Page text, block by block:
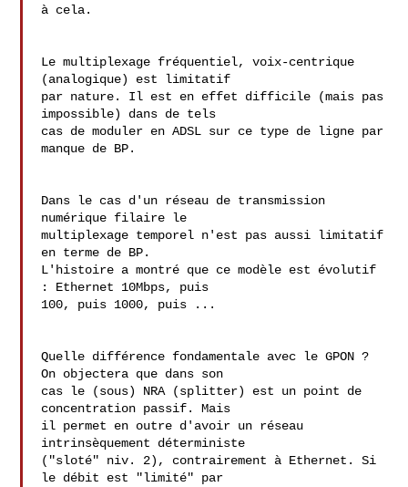
à cela.
Le multiplexage fréquentiel, voix-centrique
(analogique) est limitatif
par nature. Il est en effet difficile (mais pas
impossible) dans de tels
cas de moduler en ADSL sur ce type de ligne par
manque de BP.
Dans le cas d'un réseau de transmission
numérique filaire le
multiplexage temporel n'est pas aussi limitatif
en terme de BP.
L'histoire a montré que ce modèle est évolutif
: Ethernet 10Mbps, puis
100, puis 1000, puis ...
Quelle différence fondamentale avec le GPON ?
On objectera que dans son
cas le (sous) NRA (splitter) est un point de
concentration passif. Mais
il permet en outre d'avoir un réseau
intrinsèquement déterministe
("sloté" niv. 2), contrairement à Ethernet. Si
le débit est "limité" par